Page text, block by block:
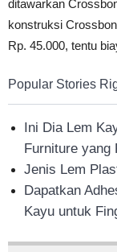
ditawarkan
konstruksi
Rp. 45.000, tentu
Popular Stories
Ini Dia Lem
Furniture yang
Jenis Lem
Dapatkan
Kayu untuk